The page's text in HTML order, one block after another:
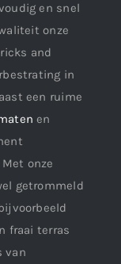
en snel
onze
and
in
een ruime
en
Met onze
getrommeld
fraai terras
van